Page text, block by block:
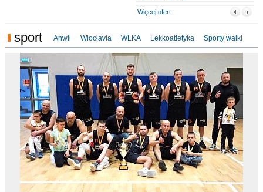
Więcej ofert
sport Anwil Włocłavia WLKA Lekkoatletyka Sporty walki